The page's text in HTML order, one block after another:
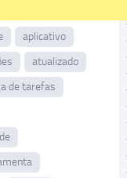
aplicativo
atualizado
de tarefas